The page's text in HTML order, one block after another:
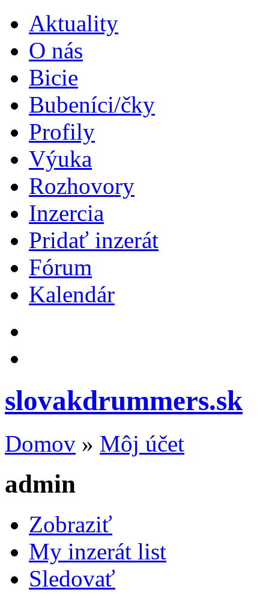
Aktuality
O nás
Bicie
Bubeníci/čky
Profily
Výuka
Rozhovory
Inzercia
Pridať inzerát
Fórum
Kalendár
slovakdrummers.sk
Domov » Môj účet
admin
Zobraziť
My inzerát list
Sledovať